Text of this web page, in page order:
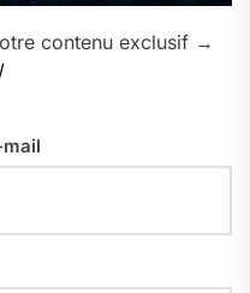
contenu exclusif →